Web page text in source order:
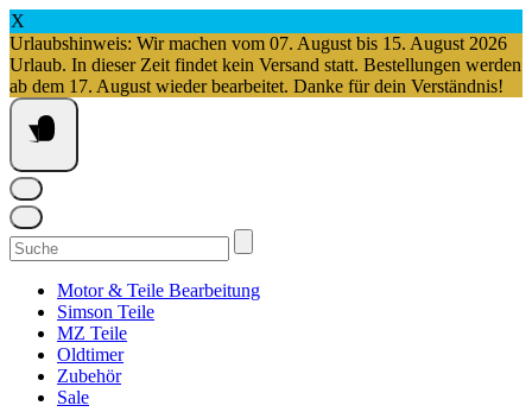
X
Urlaubshinweis: Wir machen vom 07. August bis 15. August 2026
Urlaub. In dieser Zeit findet kein Versand statt. Bestellungen werden
ab dem 17. August wieder bearbeitet. Danke für dein Verständnis!
Springe
zum
Inhalt
Suchen
nach:
Motor & Teile Bearbeitung
Simson Teile
MZ Teile
Oldtimer
Zubehör
Sale